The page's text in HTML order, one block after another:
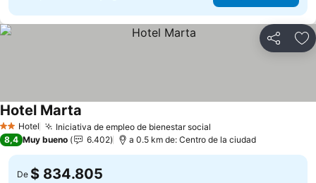
Compartir
2 Estrellas
Hotel Iniciativa de empleo de bienestar social
Hotel Marta
8,4 Muy bueno 6.402 a 0.5 km de: Centro de la ciudad
De $ 834.805